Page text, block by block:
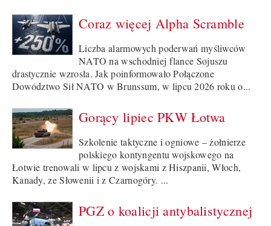
Coraz więcej Alpha Scramble
Liczba alarmowych poderwań myśliwców
NATO na wschodniej flance Sojuszu
drastycznie wzrosła. Jak poinformowało Połączone
Dowództwo Sił NATO w Brunssum, w lipcu 2026 roku o...
Gorący lipiec PKW Łotwa
Szkolenie taktyczne i ogniowe – żołnierze
polskiego kontyngentu wojskowego na
Łotwie trenowali w lipcu z wojskami z Hiszpanii, Włoch,
Kanady, ze Słowenii i z Czarnogóry. ...
PGZ o koalicji antybalistycznej